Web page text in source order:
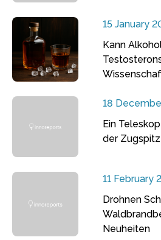
15 January
Kann
18
Ein
der
11 February
Drohnen
Neuheiten